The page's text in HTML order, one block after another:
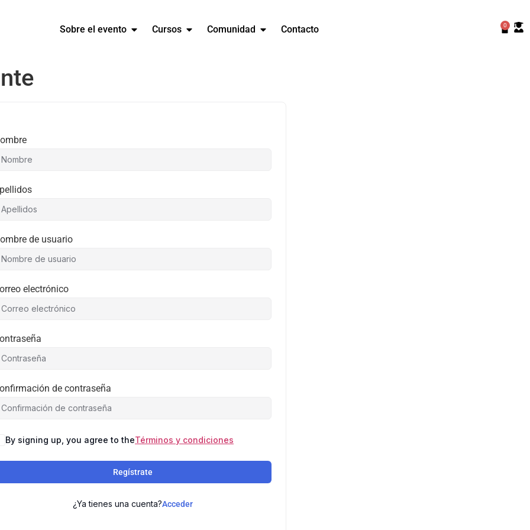
Sobre el evento Cursos Comunidad Contacto 0
de usuario
electrónico
de contraseña
By signing up, you agree to theTérminos y condiciones
Regístrate
¿Ya tienes una cuenta?Acceder